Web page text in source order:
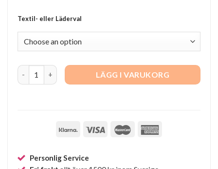
Textil- eller Läderval
Haven 3-sits soffa quantityLÄGG I VARUKORG
Personlig Service